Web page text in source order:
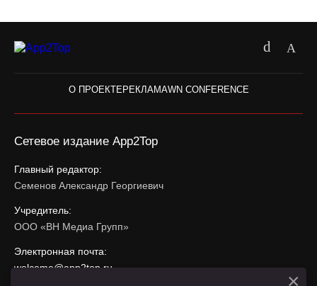
О ПРОЕКТЕ РЕКЛАМАWN CONFERENCE
Сетевое издание App2Top
Главный редактор:
Семенов Александр Георгиевич
Учредитель:
ООО «ВН Медиа Групп»
Электронная почта:
welcome@app2top.ru